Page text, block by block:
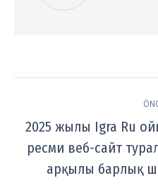
navigation
2025 жылы Igra Ru
ресми веб-сайт
арқылы барлық